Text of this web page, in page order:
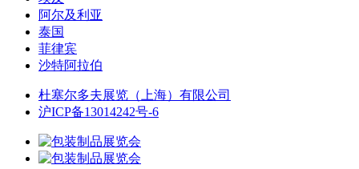
阿尔及利亚
泰国
菲律宾
沙特阿拉伯
杜塞尔多夫展览（上海）有限公司
沪ICP备13014242号-6